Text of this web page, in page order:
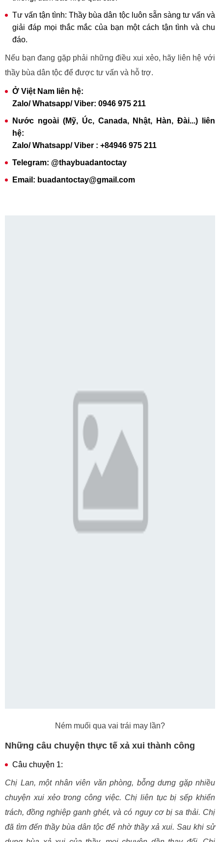
Tư vấn tận tình: Thầy bùa dân tộc luôn sẵn sàng tư vấn và
giải đáp mọi thắc mắc của bạn một cách tận tình và chu
đáo.
Nếu bạn đang gặp phải những điều xui xẻo, hãy liên hệ với
thầy bùa dân tộc để được tư vấn và hỗ trợ.
Ở Việt Nam liên hệ:
Zalo/ Whatsapp/ Viber: 0946 975 211
Nước ngoài (Mỹ, Úc, Canada, Nhật, Hàn, Đài...) liên
hệ:
Zalo/ Whatsapp/ Viber : +84946 975 211
Telegram: @thaybuadantoctay
Email: buadantoctay@gmail.com
Ném muối qua vai trái may lần?
Những câu chuyện thực tế xả xui thành công
Câu chuyện 1:
Chị Lan, một nhân viên văn phòng, bỗng dưng gặp nhiều
chuyện xui xẻo trong công việc. Chị liên tục bị sếp khiển
trách, đồng nghiệp ganh ghét, và có nguy cơ bị sa thải. Chị
đã tìm đến thầy bùa dân tộc để nhờ thầy xả xui. Sau khi sử